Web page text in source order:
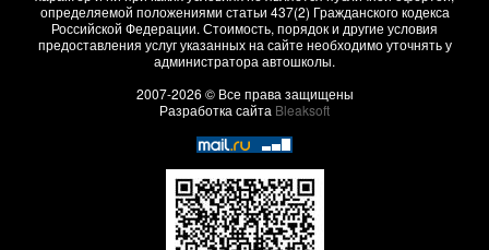
определяемой положениями статьи 437(2) Гражданского кодекса
Российской Федерации. Стоимость, порядок и другие условия
предоставления услуг указанных на сайте необходимо уточнять у
администратора автошколы.
2007-2026 © Все права защищены
Разработка сайта Bleaksoft